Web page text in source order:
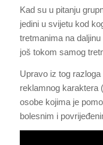
Kad su u pitanju
jedini u svijetu kod
tretmanima na
još tokom samog
Upravo iz tog
reklamnog karaktera
osobe kojima je
bolesnim i